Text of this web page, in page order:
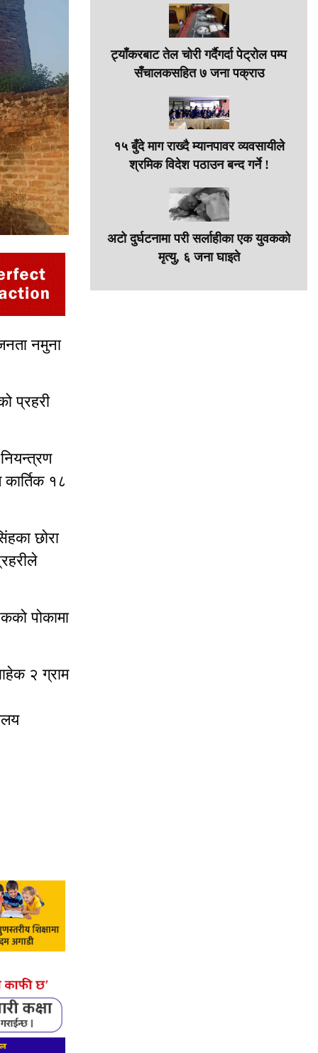
नमुना
प्रहरी
१८
छोरा
पोकामा
२ ग्राम
ट्याँकरबाट तेल चोरी गर्दैगर्दा पेट्रोल पम्प
सँचालकसहित ७ जना पक्राउ
१५ बुँदे माग राख्दै म्यानपावर व्यवसायीले
श्रमिक विदेश पठाउन बन्द गर्ने !
अटो दुर्घटनामा परी सर्लाहीका एक युवकको
मृत्यु, ६ जना घाइते